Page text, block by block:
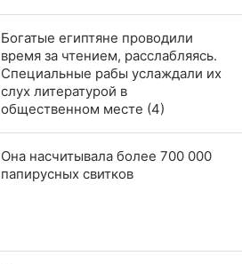
Богатые египтяне проводили
время за чтением, расслабляясь.
Специальные рабы услаждали их
слух литературой в
общественном месте (4)
Она насчитывала более 700 000
папирусных свитков